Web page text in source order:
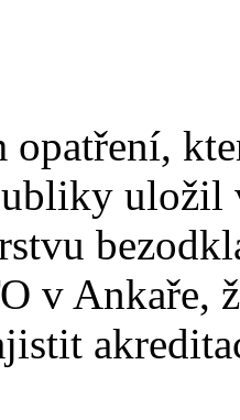
opatření,
uložil
v Ankaře,